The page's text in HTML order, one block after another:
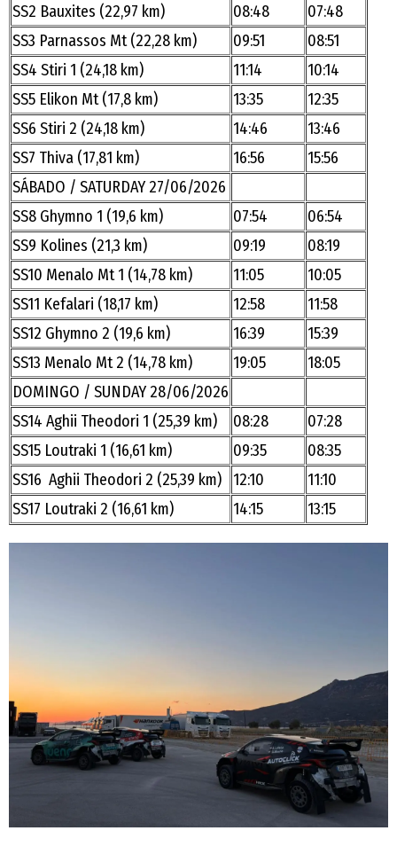
SS2 Bauxites (22,97 km)
08:48
07:48
SS3 Parnassos Mt (22,28 km)
09:51
08:51
SS4 Stiri 1 (24,18 km)
11:14
10:14
SS5 Elikon Mt (17,8 km)
13:35
12:35
SS6 Stiri 2 (24,18 km)
14:46
13:46
SS7 Thiva (17,81 km)
16:56
15:56
SÁBADO / SATURDAY 27/06/2026
SS8 Ghymno 1 (19,6 km)
07:54
06:54
SS9 Kolines (21,3 km)
09:19
08:19
SS10 Menalo Mt 1 (14,78 km)
11:05
10:05
SS11 Kefalari (18,17 km)
12:58
11:58
SS12 Ghymno 2 (19,6 km)
16:39
15:39
SS13 Menalo Mt 2 (14,78 km)
19:05
18:05
DOMINGO / SUNDAY 28/06/2026
SS14 Aghii Theodori 1 (25,39 km)
08:28
07:28
SS15 Loutraki 1 (16,61 km)
09:35
08:35
SS16 Aghii Theodori 2 (25,39 km)
12:10
11:10
SS17 Loutraki 2 (16,61 km)
14:15 13:15